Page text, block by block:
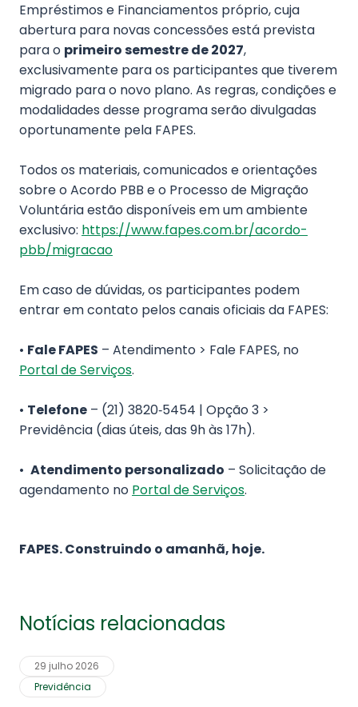
Empréstimos e Financiamentos próprio, cuja
abertura para novas concessões está prevista
para o primeiro semestre de 2027,
exclusivamente para os participantes que tiverem
migrado para o novo plano. As regras, condições e
modalidades desse programa serão divulgadas
oportunamente pela FAPES.
Todos os materiais, comunicados e orientações
sobre o Acordo PBB e o Processo de Migração
Voluntária estão disponíveis em um ambiente
exclusivo: https://www.fapes.com.br/acordo-
pbb/migracao
Em caso de dúvidas, os participantes podem
entrar em contato pelos canais oficiais da FAPES:
• Fale FAPES – Atendimento > Fale FAPES, no
Portal de Serviços.
• Telefone – (21) 3820‑5454 | Opção 3 >
Previdência (dias úteis, das 9h às 17h).
• Atendimento personalizado – Solicitação de
agendamento no Portal de Serviços.
FAPES. Construindo o amanhã, hoje.
Notícias relacionadas
29 julho 2026
Previdência